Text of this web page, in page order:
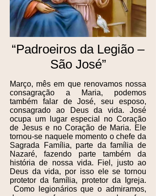
“Padroeiros da Legião –
São José”
Março, mês em que renovamos nossa
consagração a Maria, podemos
também falar de José, seu esposo,
consagrado ao Deus da vida. José
ocupa um lugar especial no Coração
de Jesus e no Coração de Maria. Ele
tornou-se naquele momento o chefe da
Sagrada Família, parte da família de
Nazaré, fazendo parte também da
história de nossa vida. Fiel, justo ao
Deus da vida, por isso ele se tornou
protetor da família, protetor da Igreja.
Como legionários que o admiramos,